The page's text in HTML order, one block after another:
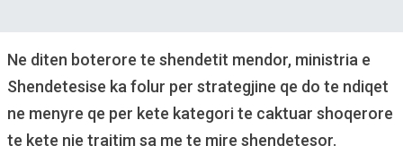
Ne diten boterore te shendetit mendor, ministria e
Shendetesise ka folur per strategjine qe do te ndiqet
ne menyre qe per kete kategori te caktuar shoqerore
te kete nje trajtim sa me te mire shendetesor.